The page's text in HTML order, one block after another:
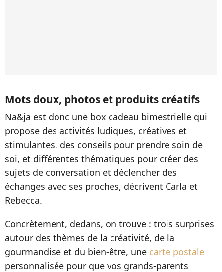
Mots doux, photos et produits créatifs
Na&ja est donc une box cadeau bimestrielle qui
propose des activités ludiques, créatives et
stimulantes, des conseils pour prendre soin de
soi, et différentes thématiques pour créer des
sujets de conversation et déclencher des
échanges avec ses proches, décrivent Carla et
Rebecca.
Concrètement, dedans, on trouve : trois surprises
autour des thèmes de la créativité, de la
gourmandise et du bien-être, une carte postale
personnalisée pour que vos grands-parents